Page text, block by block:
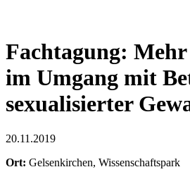
Fachtagung:
im Umgang mit
sexualisierter
20.11.2019
Ort: Gelsenkirchen, Wissenschaftspark